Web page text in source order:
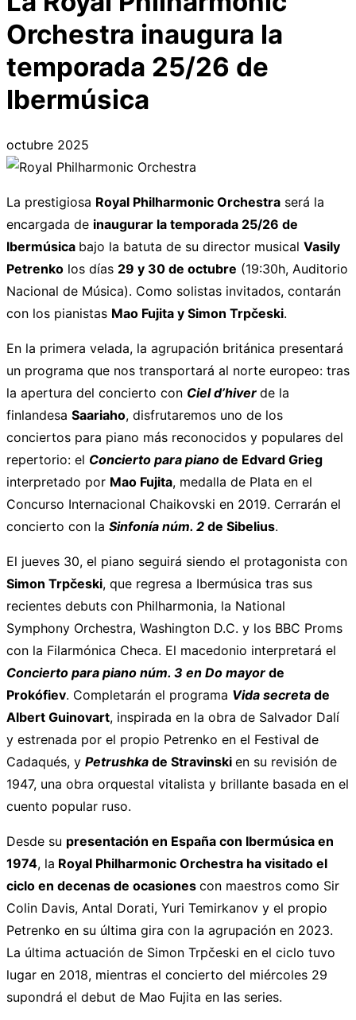
Orchestra inaugura la
temporada 25/26 de
Ibermúsica
octubre 2025
La prestigiosa Royal Philharmonic Orchestra será la
encargada de inaugurar la temporada 25/26 de
Ibermúsica bajo la batuta de su director musical Vasily
Petrenko los días 29 y 30 de octubre (19:30h, Auditorio
Nacional de Música). Como solistas invitados, contarán
con los pianistas Mao Fujita y Simon Trpčeski.
En la primera velada, la agrupación británica presentará
un programa que nos transportará al norte europeo: tras
la apertura del concierto con Ciel d’hiver de la
finlandesa Saariaho, disfrutaremos uno de los
conciertos para piano más reconocidos y populares del
repertorio: el Concierto para piano de Edvard Grieg
interpretado por Mao Fujita, medalla de Plata en el
Concurso Internacional Chaikovski en 2019. Cerrarán el
concierto con la Sinfonía núm. 2 de Sibelius.
El jueves 30, el piano seguirá siendo el protagonista con
Simon Trpčeski, que regresa a Ibermúsica tras sus
recientes debuts con Philharmonia, la National
Symphony Orchestra, Washington D.C. y los BBC Proms
con la Filarmónica Checa. El macedonio interpretará el
Concierto para piano núm. 3 en Do mayor de
Prokófiev. Completarán el programa Vida secreta de
Albert Guinovart, inspirada en la obra de Salvador Dalí
y estrenada por el propio Petrenko en el Festival de
Cadaqués, y Petrushka de Stravinski en su revisión de
1947, una obra orquestal vitalista y brillante basada en el
cuento popular ruso.
Desde su presentación en España con Ibermúsica en
1974, la Royal Philharmonic Orchestra ha visitado el
ciclo en decenas de ocasiones con maestros como Sir
Colin Davis, Antal Dorati, Yuri Temirkanov y el propio
Petrenko en su última gira con la agrupación en 2023.
La última actuación de Simon Trpčeski en el ciclo tuvo
lugar en 2018, mientras el concierto del miércoles 29
supondrá el debut de Mao Fujita en las series.